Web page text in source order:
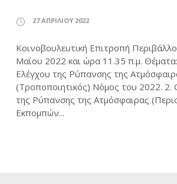
27 ΑΠΡΙΛΊΟΥ 2022
Κοινοβουλευτική Επιτροπή
Μαίου 2022 και ώρα 11.35 π.μ.
Ελέγχου της Ρύπανσης της
(Τροποποιητικός) Νόμος του 2022. 2.
της Ρύπανσης της Ατμόσφαιρας
Εκπομπών...